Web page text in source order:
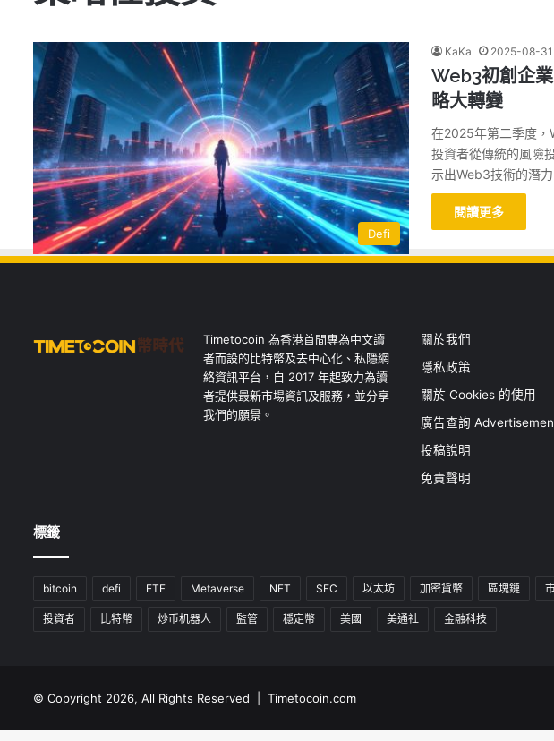
Defi
KaKa 2025-08-31
Web3初創企
略大轉變
在2025年第二季度，
投資者從傳統的風險
示出Web3技術的潛
閱讀更多
Timetocoin 為香港首間專為中文讀
者而設的比特幣及去中心化、私隱網
絡資訊平台，自 2017 年起致力為讀
者提供最新市場資訊及服務，並分享
我們的願景。
關於我們
隱私政策
關於 Cookies 的使用
廣告查詢
投稿說明
免責聲明
標籤
bitcoin defi ETF Metaverse NFT SEC 以太坊 加密貨幣 區塊鏈
投資者 比特幣 炒币机器人 監管 穩定幣 美國 美通社 金融科技
© Copyright 2026, All Rights Reserved | Timetocoin.com